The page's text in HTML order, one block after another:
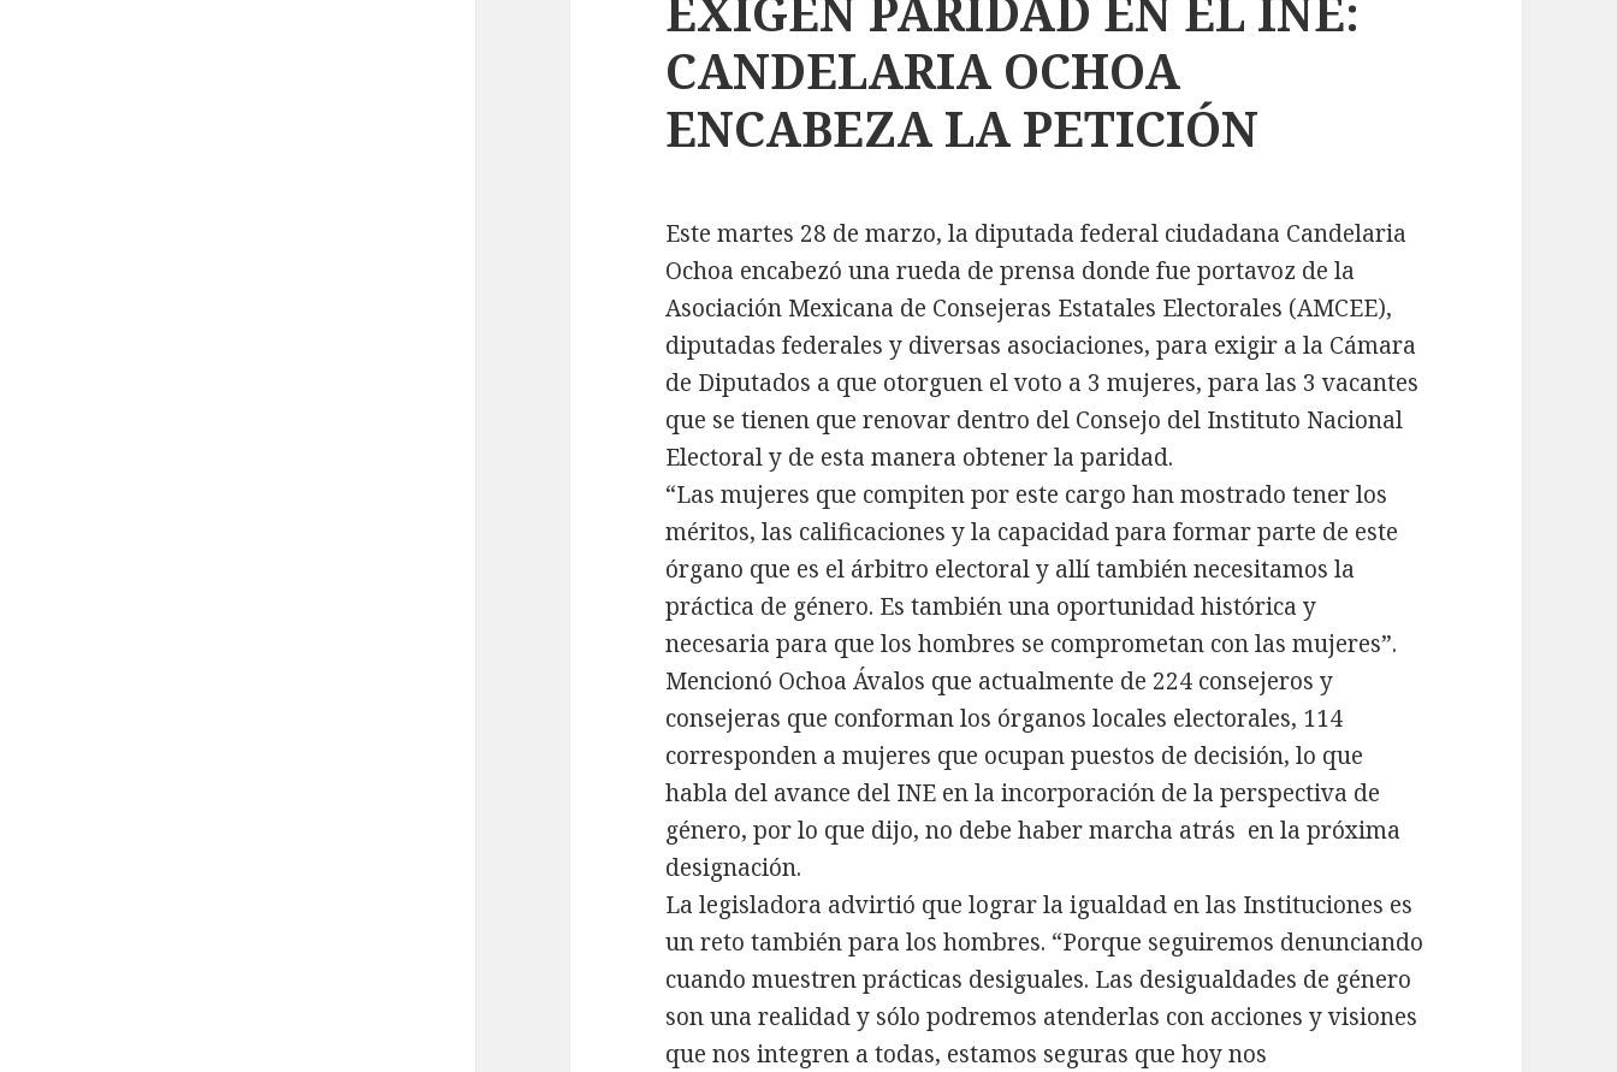
EXIGEN PARIDAD EN EL INE:
CANDELARIA OCHOA
ENCABEZA LA PETICIÓN
Este martes 28 de marzo, la diputada federal ciudadana Candelaria
Ochoa encabezó una rueda de prensa donde fue portavoz de la
Asociación Mexicana de Consejeras Estatales Electorales (AMCEE),
diputadas federales y diversas asociaciones, para exigir a la Cámara
de Diputados a que otorguen el voto a 3 mujeres, para las 3 vacantes
que se tienen que renovar dentro del Consejo del Instituto Nacional
Electoral y de esta manera obtener la paridad.
“Las mujeres que compiten por este cargo han mostrado tener los
méritos, las calificaciones y la capacidad para formar parte de este
órgano que es el árbitro electoral y allí también necesitamos la
práctica de género. Es también una oportunidad histórica y
necesaria para que los hombres se comprometan con las mujeres”.
Mencionó Ochoa Ávalos que actualmente de 224 consejeros y
consejeras que conforman los órganos locales electorales, 114
corresponden a mujeres que ocupan puestos de decisión, lo que
habla del avance del INE en la incorporación de la perspectiva de
género, por lo que dijo, no debe haber marcha atrás en la próxima
designación.
La legisladora advirtió que lograr la igualdad en las Instituciones es
un reto también para los hombres. “Porque seguiremos denunciando
cuando muestren prácticas desiguales. Las desigualdades de género
son una realidad y sólo podremos atenderlas con acciones y visiones
que nos integren a todas, estamos seguras que hoy nos